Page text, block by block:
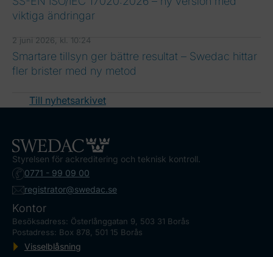
viktiga ändringar
2 juni 2026, kl. 10:24
Smartare tillsyn ger bättre resultat – Swedac hittar
fler brister med ny metod
Till nyhetsarkivet
Styrelsen för ackreditering och teknisk kontroll.
0771 - 99 09 00
registrator@swedac.se
Kontor
Besöksadress: Österlånggatan 9, 503 31 Borås
Postadress: Box 878, 501 15 Borås
Visselblåsning